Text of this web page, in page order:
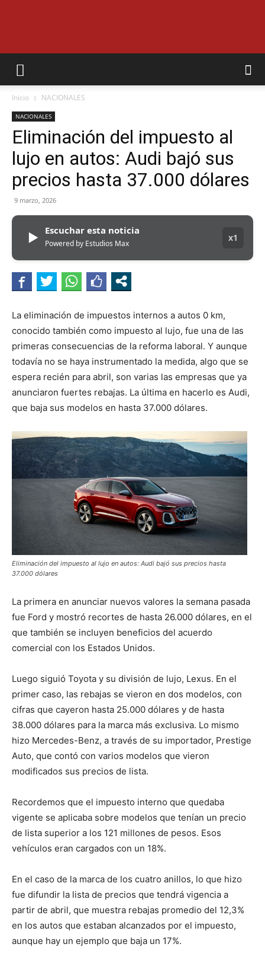
EL
Inicio NACIONALES
NACIONALES
Eliminación del impuesto al
lujo en autos: Audi bajó sus
precios hasta 37.000 dólares
9 marzo, 2026
▶ Escuchar esta noticia
Powered by Estudios Max
x1
La eliminación de impuestos internos a autos 0 km,
conocido también como impuesto al lujo, fue una de las
primeras consecuencias de la reforma laboral. Y aunque
todavía no se haya instrumentado la medida, algo que se
espera recién para abril, son varias las empresas que ya
anunciaron fuertes rebajas. La última en hacerlo es Audi,
que baja sus modelos en hasta 37.000 dólares.
Eliminación del impuesto al lujo en autos: Audi bajó sus precios hasta
37.000 dólares
La primera en anunciar nuevos valores la semana pasada
fue Ford y mostró recortes de hasta 26.000 dólares, en el
que también se incluyen beneficios del acuerdo
comercial con los Estados Unidos.
Luego siguió Toyota y su división de lujo, Lexus. En el
primer caso, las rebajas se vieron en dos modelos, con
cifras que cayeron hasta 25.000 dólares y de hasta
38.000 dólares para la marca más exclusiva. Lo mismo
hizo Mercedes-Benz, a través de su importador, Prestige
Auto, que contó con varios modelos que vieron
modificados sus precios de lista.
Recordemos que el impuesto interno que quedaba
vigente se aplicaba sobre modelos que tenían un precio
de lista superior a los 121 millones de pesos. Esos
vehículos eran cargados con un 18%.
En el caso de la marca de los cuatro anillos, lo que hizo
fue difundir la lista de precios que tendrá vigencia a
partir de abril, que muestra rebajas promedio del 12,3%
en los autos que estaban alcanzados por el impuesto,
aunque hay un ejemplo que baja un 17%.